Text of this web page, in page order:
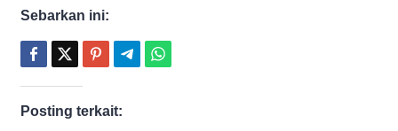
Sebarkan ini:
Posting terkait: